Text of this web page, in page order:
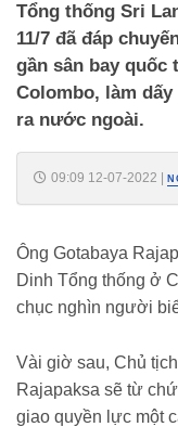
Tổng thống Sri
11/7 đã đáp
gần sân bay
Colombo, làm
ra nước ngoài.
09:09 12-07-2022
Ông Gotabaya
Dinh Tổng thống ở
chục nghìn người
Vài giờ sau, Chủ
Rajapaksa sẽ từ
giao quyền lực một